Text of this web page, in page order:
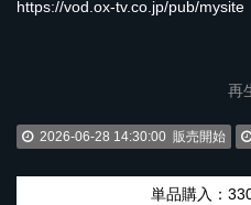
https://vod.ox-tv.co.jp/pub/mysite
再
2026-06-28 14:30:00 販売開始
単品購入：